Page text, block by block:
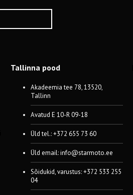
Tallinna pood
Akadeemia tee 78, 13520,
Tallinn
Avatud E 10-R 09-18
Üld tel.: +372 655 73 60
Üld email:info@starmoto.ee
Sõidukid, varustus: +372 533 255
04